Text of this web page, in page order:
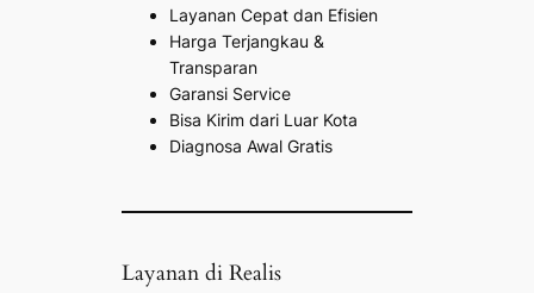
Layanan Cepat dan Efisien
Harga Terjangkau &
Transparan
Garansi Service
Bisa Kirim dari Luar Kota
Diagnosa Awal Gratis
Layanan di Realis